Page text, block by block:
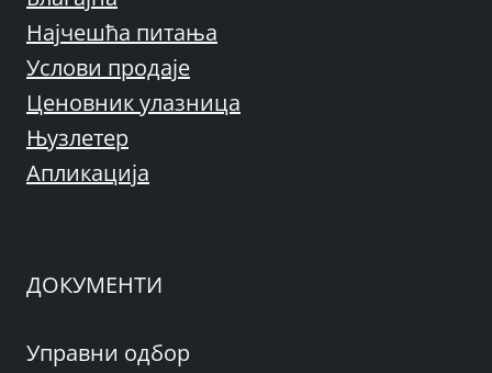
Најчешћа питања
Услови продаје
Ценовник улазница
Њузлетер
Апликација
ДОКУМЕНТИ
Управни одбор